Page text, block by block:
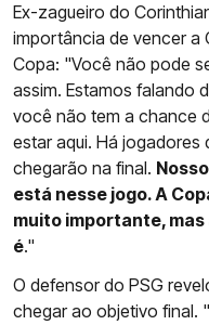
Ex-zagueiro do
importância de vencer a
Copa: "Você não pode
assim. Estamos falando
você não tem a chance
estar aqui. Há jogadores
chegarão na final.
está nesse jogo. A
muito importante,
é."
O defensor do PSG
chegar ao objetivo final.